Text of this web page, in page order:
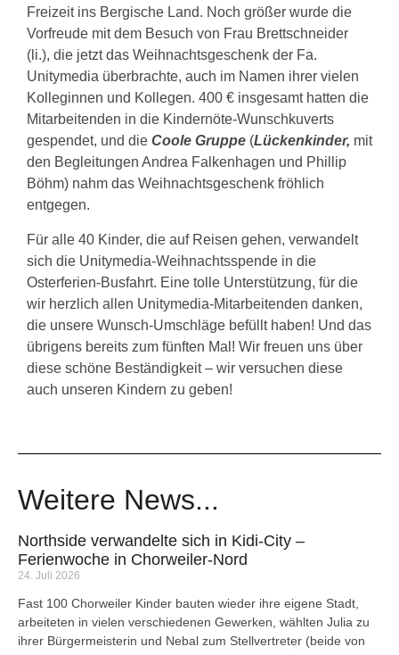
Freizeit ins Bergische Land. Noch größer wurde die
Vorfreude mit dem Besuch von Frau Brettschneider
(li.), die jetzt das Weihnachtsgeschenk der Fa.
Unitymedia überbrachte, auch im Namen ihrer vielen
Kolleginnen und Kollegen. 400 € insgesamt hatten die
Mitarbeitenden in die Kindernöte-Wunschkuverts
gespendet, und die Coole Gruppe (Lückenkinder, mit
den Begleitungen Andrea Falkenhagen und Phillip
Böhm) nahm das Weihnachtsgeschenk fröhlich
entgegen.
Für alle 40 Kinder, die auf Reisen gehen, verwandelt
sich die Unitymedia-Weihnachtsspende in die
Osterferien-Busfahrt. Eine tolle Unterstützung, für die
wir herzlich allen Unitymedia-Mitarbeitenden danken,
die unsere Wunsch-Umschläge befüllt haben! Und das
übrigens bereits zum fünften Mal! Wir freuen uns über
diese schöne Beständigkeit – wir versuchen diese
auch unseren Kindern zu geben!
Weitere News...
Northside verwandelte sich in Kidi-City –
Ferienwoche in Chorweiler-Nord
24. Juli 2026
Fast 100 Chorweiler Kinder bauten wieder ihre eigene Stadt,
arbeiteten in vielen verschiedenen Gewerken, wählten Julia zu
ihrer Bürgermeisterin und Nebal zum Stellvertreter (beide von